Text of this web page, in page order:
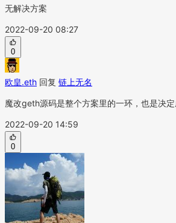
无解决方案
2022-09-20 08:27
0
欧皇.eth 回复 链上无名
魔改geth源码是整个方案里的一环，也是决定
2022-09-20 14:59
0